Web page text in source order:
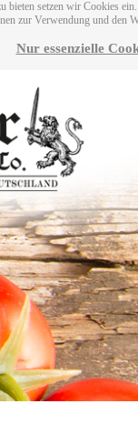
bieten setzen wir Cookies
zur Verwendung und den
Nur essenzielle